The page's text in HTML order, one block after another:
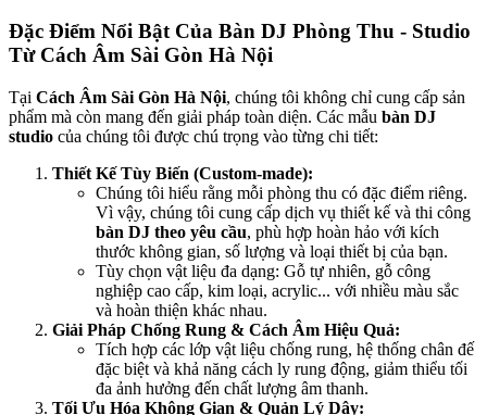
Đặc Điểm Nổi Bật Của Bàn DJ Phòng Thu - Studio
Từ Cách Âm Sài Gòn Hà Nội
Tại Cách Âm Sài Gòn Hà Nội, chúng tôi không chỉ cung cấp sản
phẩm mà còn mang đến giải pháp toàn diện. Các mẫu bàn DJ
studio của chúng tôi được chú trọng vào từng chi tiết:
Thiết Kế Tùy Biến (Custom-made):
Chúng tôi hiểu rằng mỗi phòng thu có đặc điểm riêng.
Vì vậy, chúng tôi cung cấp dịch vụ thiết kế và thi công
bàn DJ theo yêu cầu, phù hợp hoàn hảo với kích
thước không gian, số lượng và loại thiết bị của bạn.
Tùy chọn vật liệu đa dạng: Gỗ tự nhiên, gỗ công
nghiệp cao cấp, kim loại, acrylic... với nhiều màu sắc
và hoàn thiện khác nhau.
Giải Pháp Chống Rung & Cách Âm Hiệu Quả:
Tích hợp các lớp vật liệu chống rung, hệ thống chân đế
đặc biệt và khả năng cách ly rung động, giảm thiểu tối
đa ảnh hưởng đến chất lượng âm thanh.
Tối Ưu Hóa Không Gian & Quản Lý Dây: